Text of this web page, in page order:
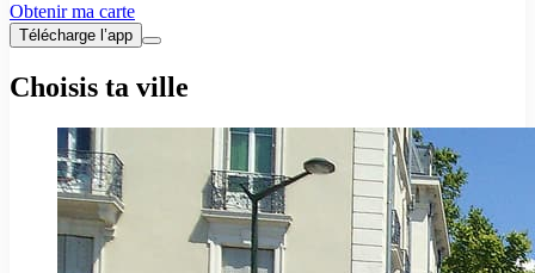
Obtenir ma carte
Télécharge l’app
Choisis ta ville